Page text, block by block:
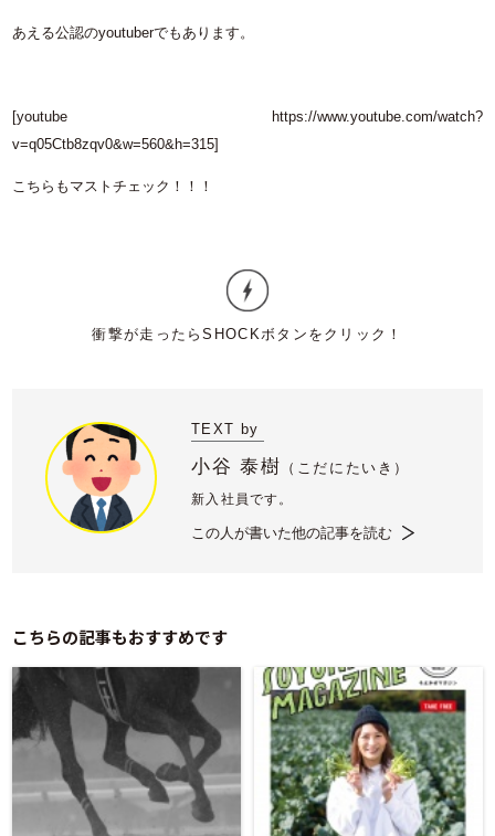
あえる公認のyoutuberでもあります。
[youtube https://www.youtube.com/watch?
v=q05Ctb8zqv0&w=560&h=315]
こちらもマストチェック！！！
TEXT by
小谷 泰樹 （ こだにたいき）
新入社員です。
この人が書いた他の記事を読む
こちらの記事もおすすめです